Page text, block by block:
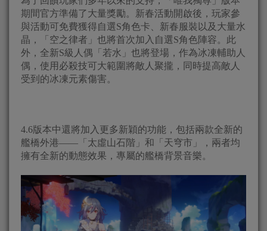
期間官方準備了大量獎勵。新春活動開啟後，玩家參
與活動可免費獲得自選S角色卡、新春服裝以及大量水
晶，「空之律者」也將首次加入自選S角色陣容。此
外，全新S級人偶「若水」也將登場，作為冰凍輔助人
偶，使用必殺技可大範圍將敵人聚攏，同時提高敵人
受到的冰凍元素傷害。
4.6版本中還將加入更多新穎的功能，包括兩款全新的
艦橋外港——「太虛山石階」和「天穹市」，兩者均
擁有全新的動態效果，專屬的艦橋背景音樂。